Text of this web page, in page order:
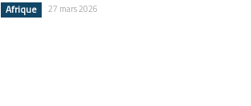
Afrique 27 mars 2026